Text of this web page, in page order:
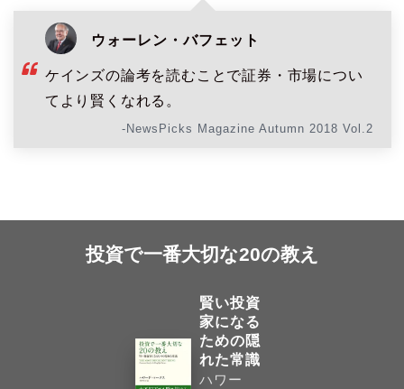
ウォーレン・バフェット
ケインズの論考を読むことで証券・市場につい
てより賢くなれる。
-NewsPicks Magazine Autumn 2018 Vol.2
投資で一番大切な20の教え
賢い投資
家になる
ための隠
れた常識
ハワー